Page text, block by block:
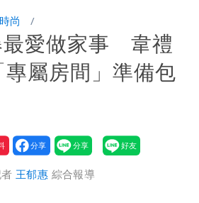
半夜
大騙局 AIT發文高級酸！他
會
「台灣陸地」了！雙眼牆旋
尚
最愛做家事 韋禮
屬房間」準備包
者王郁惠 綜合報導